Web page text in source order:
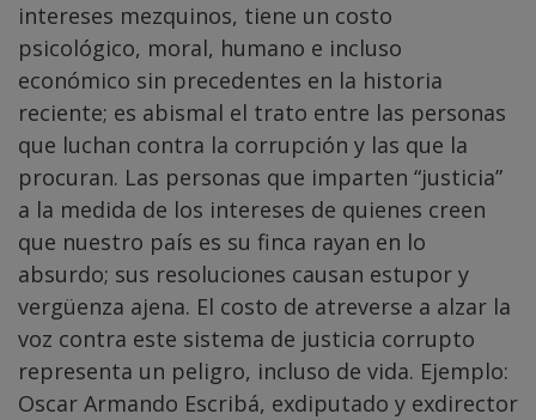
intereses mezquinos, tiene un costo
psicológico, moral, humano e incluso
económico sin precedentes en la historia
reciente; es abismal el trato entre las personas
que luchan contra la corrupción y las que la
procuran. Las personas que imparten “justicia”
a la medida de los intereses de quienes creen
que nuestro país es su finca rayan en lo
absurdo; sus resoluciones causan estupor y
vergüenza ajena. El costo de atreverse a alzar la
voz contra este sistema de justicia corrupto
representa un peligro, incluso de vida. Ejemplo:
Oscar Armando Escribá, exdiputado y exdirector